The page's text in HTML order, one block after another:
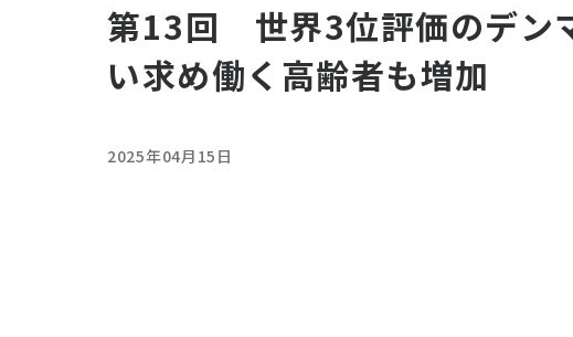
第13回 世界3位評価のデン
い求め働く高齢者も増加
2025年04月15日